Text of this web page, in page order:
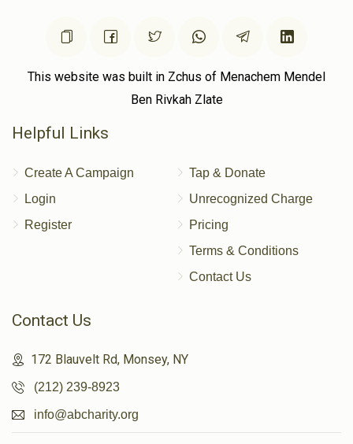
This website was built in Zchus of Menachem Mendel
Ben Rivkah Zlate
Helpful Links
Create A Campaign
Login
Register
Tap & Donate
Unrecognized Charge
Pricing
Terms & Conditions
Contact Us
Contact Us
172 Blauvelt Rd, Monsey, NY
(212) 239-8923
info@abcharity.org